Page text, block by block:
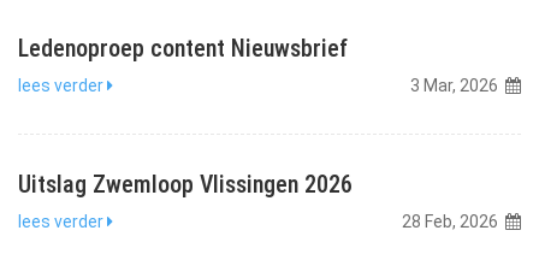
Ledenoproep content Nieuwsbrief
lees verder 3 Mar, 2026
Uitslag Zwemloop Vlissingen 2026
lees verder 28 Feb, 2026